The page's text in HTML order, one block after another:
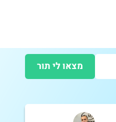
מצאו לי תור